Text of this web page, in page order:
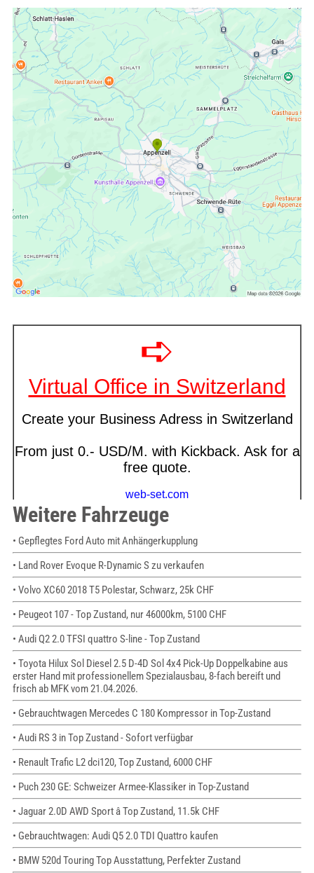
Weitere Fahrzeuge
• Gepflegtes Ford Auto mit Anhängerkupplung
• Land Rover Evoque R-Dynamic S zu verkaufen
• Volvo XC60 2018 T5 Polestar, Schwarz, 25k CHF
• Peugeot 107 - Top Zustand, nur 46000km, 5100 CHF
• Audi Q2 2.0 TFSI quattro S-line - Top Zustand
• Toyota Hilux Sol Diesel 2.5 D-4D Sol 4x4 Pick-Up Doppelkabine aus
erster Hand mit professionellem Spezialausbau, 8-fach bereift und
frisch ab MFK vom 21.04.2026.
• Gebrauchtwagen Mercedes C 180 Kompressor in Top-Zustand
• Audi RS 3 in Top Zustand - Sofort verfügbar
• Renault Trafic L2 dci120, Top Zustand, 6000 CHF
• Puch 230 GE: Schweizer Armee-Klassiker in Top-Zustand
• Jaguar 2.0D AWD Sport â Top Zustand, 11.5k CHF
• Gebrauchtwagen: Audi Q5 2.0 TDI Quattro kaufen
• BMW 520d Touring Top Ausstattung, Perfekter Zustand